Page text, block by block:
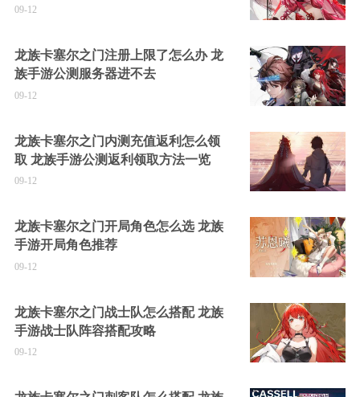
09-12
龙族卡塞尔之门注册上限了怎么办 龙
族手游公测服务器进不去
09-12
龙族卡塞尔之门内测充值返利怎么领
取 龙族手游公测返利领取方法一览
09-12
龙族卡塞尔之门开局角色怎么选 龙族
手游开局角色推荐
09-12
龙族卡塞尔之门战士队怎么搭配 龙族
手游战士队阵容搭配攻略
09-12